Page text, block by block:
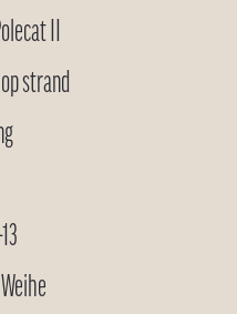
II
strand